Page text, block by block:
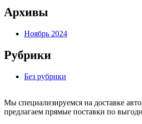
Архивы
Ноябрь 2024
Рубрики
Без рубрики
Мы специализируемся на доставке
предлагаем прямые поставки по